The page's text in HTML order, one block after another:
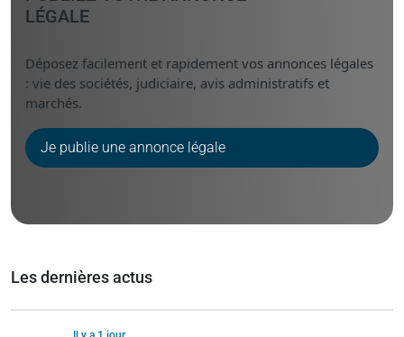
LÉGALE
Déposez facilement et rapidement vos annonces légales
: vie des sociétés, judiciaire, avis administratifs et
marchés.
Je publie une annonce légale
Les dernières actus